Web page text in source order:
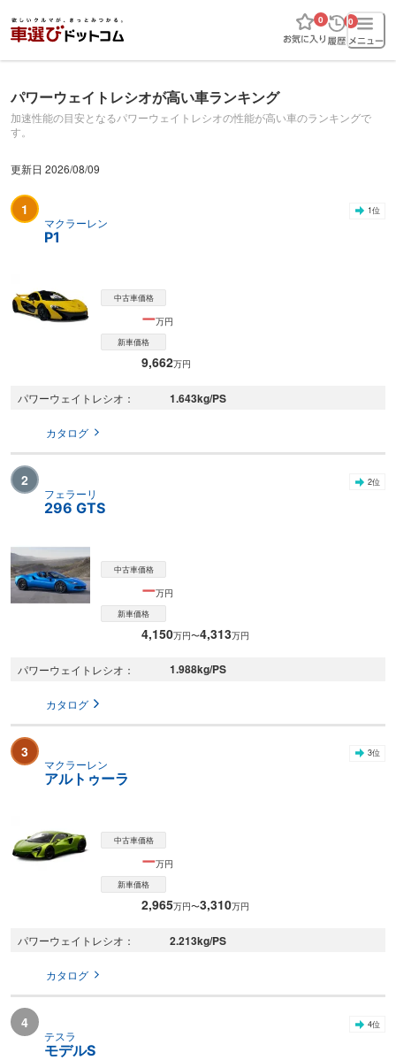
0 0
パワーウェイトレシオが高い車ランキング
加速性能の目安となるパワーウェイトレシオの性能が高い車のランキングで
す。
更新日 2026/08/09
1
マクラーレン
P1
1位
中古車価格
ー万円
新車価格
9,662万円
パワーウェイトレシオ 1.643kg/PS
カタログ
2
フェラーリ
296 GTS
2位
中古車価格
ー万円
新車価格
4,150万円〜4,313万円
パワーウェイトレシオ 1.988kg/PS
カタログ
3
マクラーレン
アルトゥーラ
3位
中古車価格
ー万円
新車価格
2,965万円〜3,310万円
パワーウェイトレシオ 2.213kg/PS
カタログ
4
テスラ
モデルS
4位